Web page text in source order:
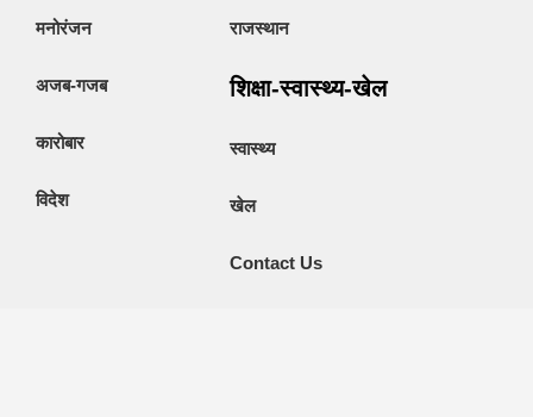
मनोरंजन
अजब-गजब
कारोबार
विदेश
राजस्थान
शिक्षा-स्वास्थ्य-खेल
स्वास्थ्य
खेल
Contact Us